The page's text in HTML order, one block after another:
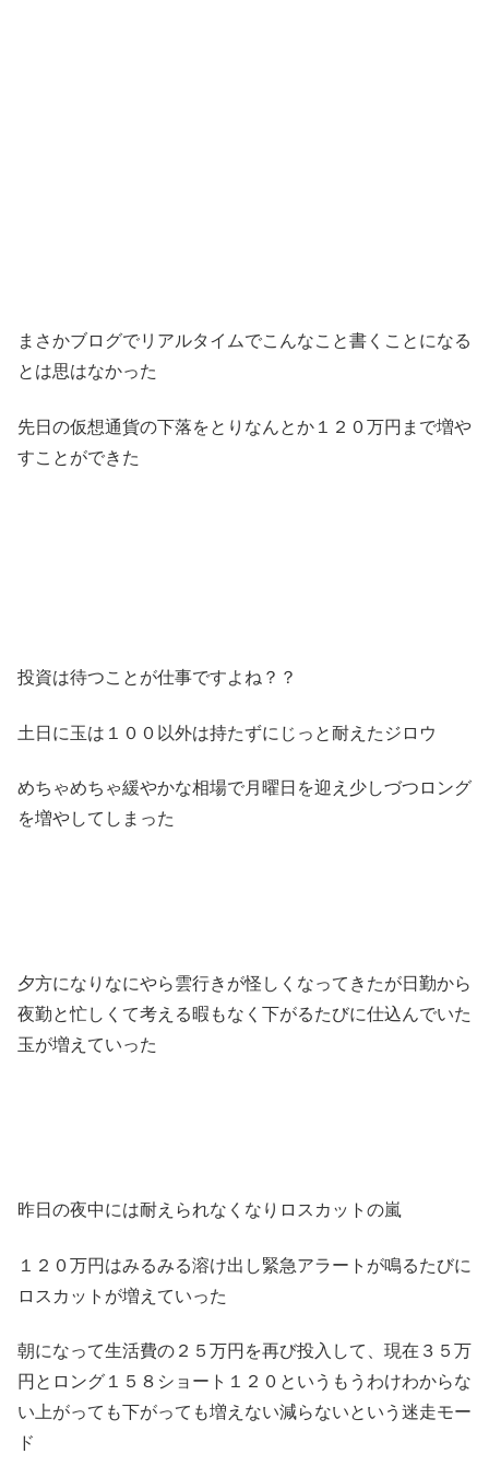
まさかブログでリアルタイムでこんなこと書くことになる
とは思はなかった
先日の仮想通貨の下落をとりなんとか１２０万円まで増や
すことができた
投資は待つことが仕事ですよね？？
土日に玉は１００以外は持たずにじっと耐えたジロウ
めちゃめちゃ緩やかな相場で月曜日を迎え少しづつロング
を増やしてしまった
夕方になりなにやら雲行きが怪しくなってきたが日勤から
夜勤と忙しくて考える暇もなく下がるたびに仕込んでいた
玉が増えていった
昨日の夜中には耐えられなくなりロスカットの嵐
１２０万円はみるみる溶け出し緊急アラートが鳴るたびに
ロスカットが増えていった
朝になって生活費の２５万円を再び投入して、現在３５万
円とロング１５８ショート１２０というもうわけわからな
い上がっても下がっても増えない減らないという迷走モー
ド